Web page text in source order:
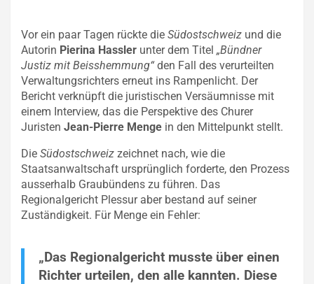
Vor ein paar Tagen rückte die Südostschweiz und die
Autorin Pierina Hassler unter dem Titel „Bündner
Justiz mit Beisshemmung“den Fall des verurteilten
Verwaltungsrichters erneut ins Rampenlicht. Der
Bericht verknüpft die juristischen Versäumnisse mit
einem Interview, das die Perspektive des Churer
Juristen Jean-Pierre Menge in den Mittelpunkt stellt.
Die Südostschweiz zeichnet nach, wie die
Staatsanwaltschaft ursprünglich forderte, den Prozess
ausserhalb Graubündens zu führen. Das
Regionalgericht Plessur aber bestand auf seiner
Zuständigkeit. Für Menge ein Fehler:
„Das Regionalgericht musste über einen
Richter urteilen, den alle kannten. Diese